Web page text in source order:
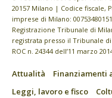
20157 Milano | Codice fiscale,
imprese di Milano: 00753480151
Registrazione Tribunale di
registrata presso il Tribunale di
ROC n. 24344 dell’11 marzo
Attualità Finanziamenti
Leggi, lavoro e fisco